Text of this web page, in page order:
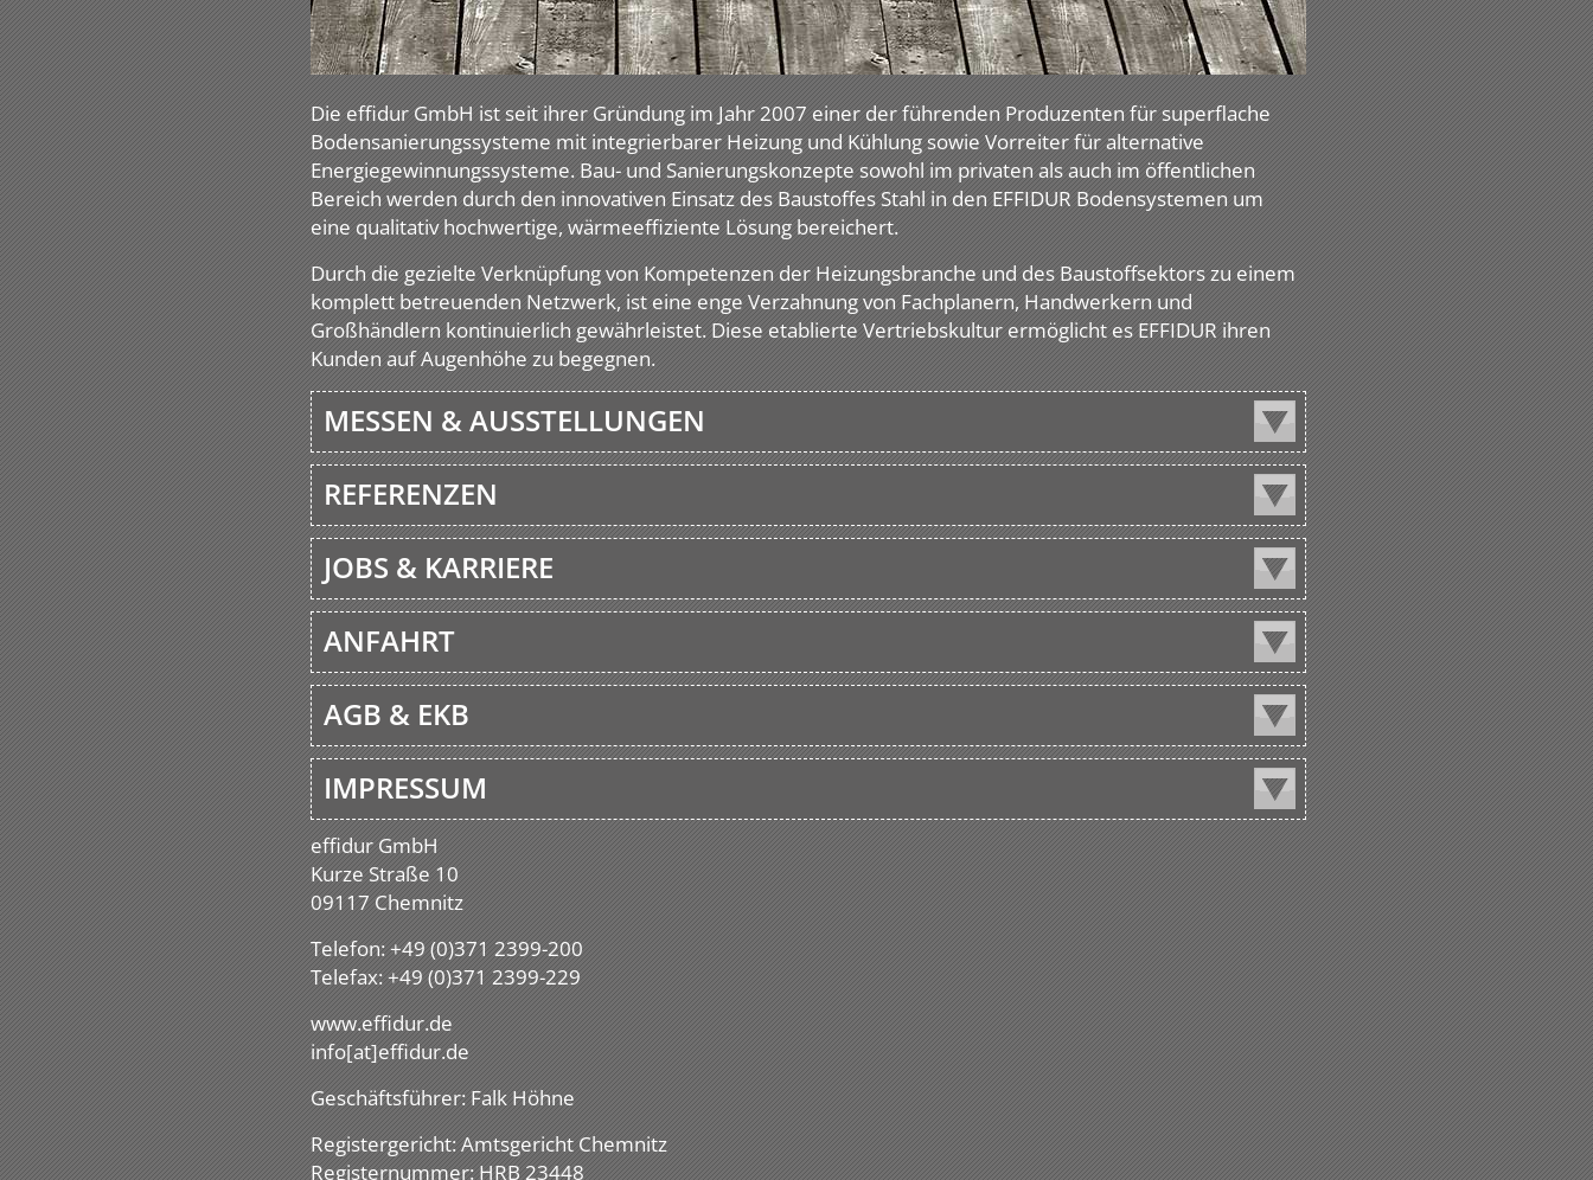
Die effidur GmbH ist seit ihrer Gründung im Jahr 2007 einer der führenden Produzenten für superflache
Bodensanierungssysteme mit integrierbarer Heizung und Kühlung sowie Vorreiter für alternative
Energiegewinnungssysteme. Bau- und Sanierungskonzepte sowohl im privaten als auch im öffentlichen
Bereich werden durch den innovativen Einsatz des Baustoffes Stahl in den EFFIDUR Bodensystemen um
eine qualitativ hochwertige, wärmeeffiziente Lösung bereichert.
Durch die gezielte Verknüpfung von Kompetenzen der Heizungsbranche und des Baustoffsektors zu einem
komplett betreuenden Netzwerk, ist eine enge Verzahnung von Fachplanern, Handwerkern und
Großhändlern kontinuierlich gewährleistet. Diese etablierte Vertriebskultur ermöglicht es EFFIDUR ihren
Kunden auf Augenhöhe zu begegnen.
MESSEN & AUSSTELLUNGEN
REFERENZEN
JOBS & KARRIERE
ANFAHRT
AGB & EKB
IMPRESSUM
effidur GmbH
Kurze Straße 10
09117 Chemnitz
Telefon: +49 (0)371 2399-200
Telefax: +49 (0)371 2399-229
www.effidur.de
info[at]effidur.de
Geschäftsführer: Falk Höhne
Registergericht: Amtsgericht Chemnitz
Registernummer: HRB 23448